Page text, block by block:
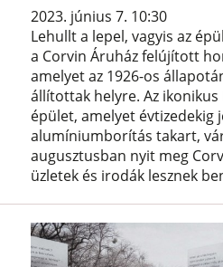
2023. június 7. 10:30
Lehullt a lepel, vagyis az
a Corvin Áruház felújított
amelyet az 1926-os
állítottak helyre. Az ikonikus
épület, amelyet évtizedekig
alumíniumborítás takart,
augusztusban nyit meg
üzletek és irodák lesznek